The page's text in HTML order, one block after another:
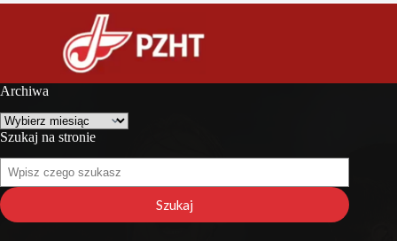
Archiwa
Archiwa
Szukaj na stronie
Szukaj
na
stronie
Szukaj